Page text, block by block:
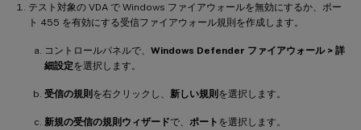
テスト対象の VDA で Windows ファイアウォールを無効にするか、ポー
ト 455 を有効にする受信ファイアウォール規則を作成します。
コントロールパネルで、 Windows Defender ファイアウォール > 詳
細設定を選択します。
受信の規則 を右クリックし、 新しい規則 を選択します。
新規の受信の規則ウィザードで、 ポート を選択します。